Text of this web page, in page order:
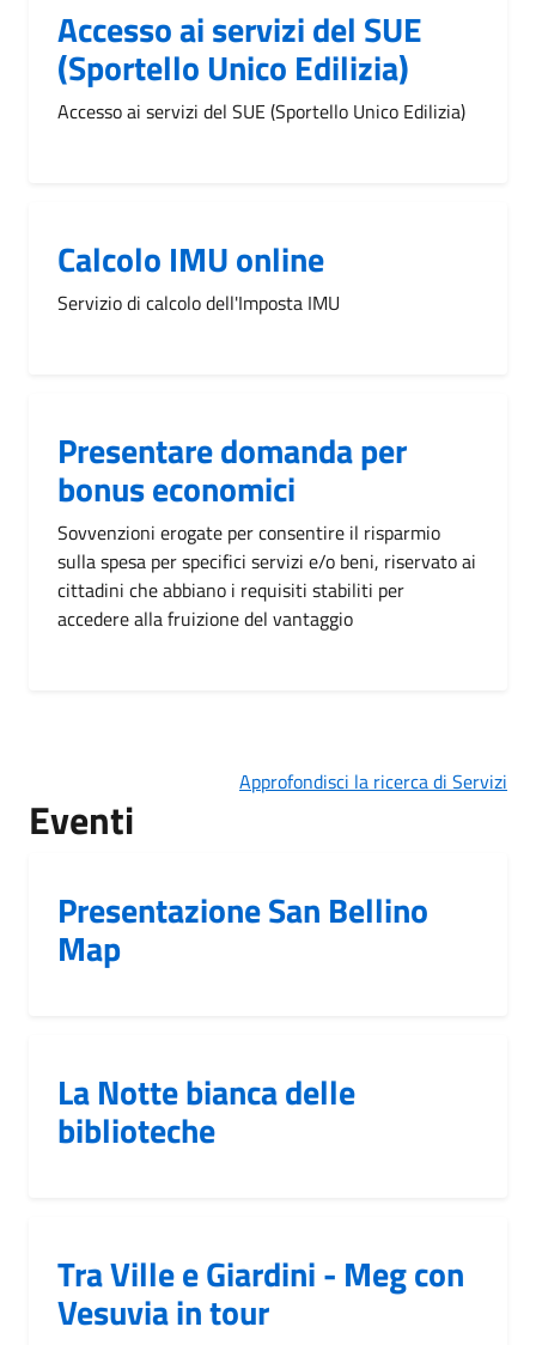
Accesso ai servizi del SUE
(Sportello Unico Edilizia)
Accesso ai servizi del SUE (Sportello Unico Edilizia)
Calcolo IMU online
Servizio di calcolo dell'Imposta IMU
Presentare domanda per
bonus economici
Sovvenzioni erogate per consentire il risparmio
sulla spesa per specifici servizi e/o beni, riservato ai
cittadini che abbiano i requisiti stabiliti per
accedere alla fruizione del vantaggio
Approfondisci la ricerca di Servizi
Eventi
Presentazione San Bellino
Map
La Notte bianca delle
biblioteche
Tra Ville e Giardini - Meg con
Vesuvia in tour